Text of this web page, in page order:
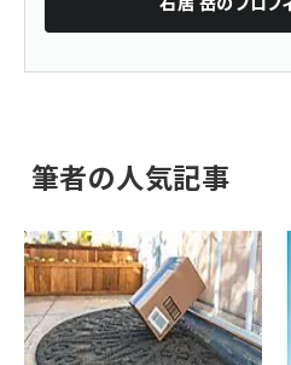
筆者の人気記事